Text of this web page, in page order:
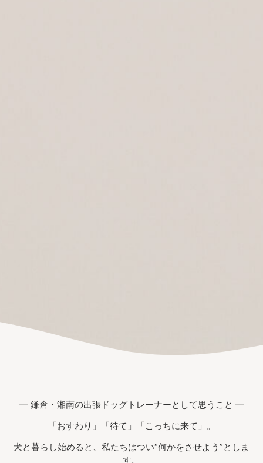
― 鎌倉・湘南の出張ドッグトレーナーとして思うこと ―
「おすわり」「待て」「こっちに来て」。
犬と暮らし始めると、私たちはつい“何かをさせよう”としま
す。